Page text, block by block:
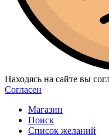
Находясь на сайте вы
Согласен
Магазин
Поиск
Список желаний